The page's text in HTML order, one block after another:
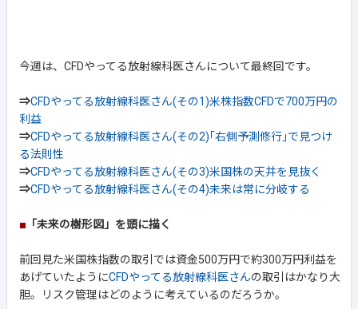
今週は、CFDやってる放射線科医さんについて最終回です。
⇒CFDやってる放射線科医さん(その1)米株指数CFDで700万円の
利益
⇒CFDやってる放射線科医さん(その2)｢右側予測修行｣で見つけ
る法則性
⇒CFDやってる放射線科医さん(その3)米国株の天井を見抜く
⇒CFDやってる放射線科医さん(その4)未来は常に分岐する
■ 「未来の樹形図」を頭に描く
前回見た米国株指数の取引では資金500万円で約300万円利益を
あげていたようにCFDやってる放射線科医さんの取引はかなり大
胆。リスク管理はどのように考えているのだろうか。